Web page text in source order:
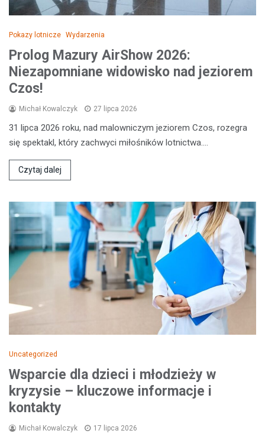
Pokazy lotnicze Wydarzenia
Prolog Mazury AirShow 2026:
Niezapomniane widowisko nad jeziorem
Czos!
Michał Kowalczyk 27 lipca 2026
31 lipca 2026 roku, nad malowniczym jeziorem Czos, rozegra
się spektakl, który zachwyci miłośników lotnictwa.…
Czytaj dalej
Uncategorized
Wsparcie dla dzieci i młodzieży w
kryzysie – kluczowe informacje i
kontakty
Michał Kowalczyk 17 lipca 2026